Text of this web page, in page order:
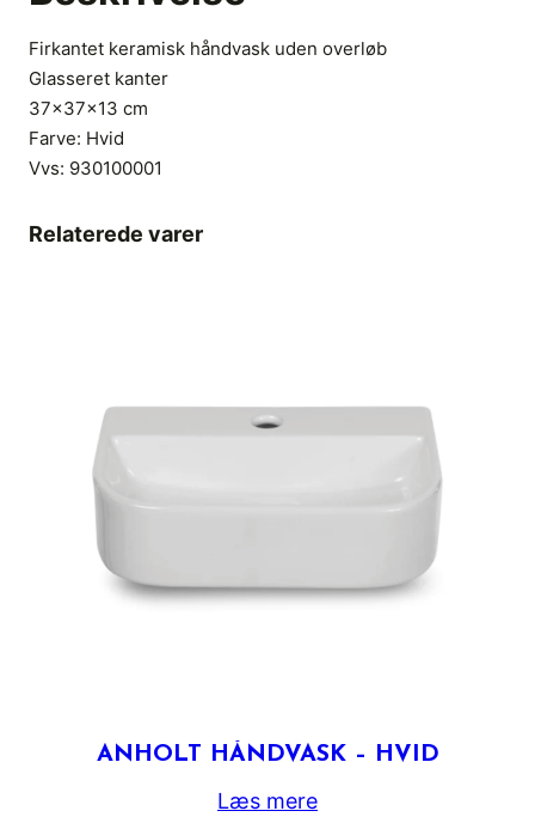
Firkantet keramisk håndvask uden overløb
Glasseret kanter
37x37x13 cm
Farve: Hvid
Vvs: 930100001
Relaterede varer
ANHOLT HÅNDVASK – HVID
Læs mere